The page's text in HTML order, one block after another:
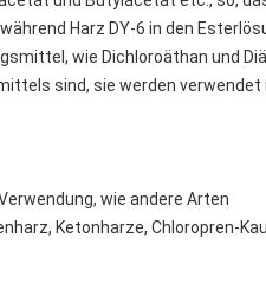
Harz DY-6 in den
wie Dichloroäthan und
sind, sie werden verwendet
wie andere Arten
Ketonharze, Chloropren-